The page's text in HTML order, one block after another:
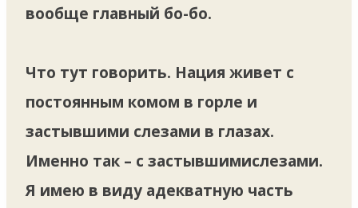
вообще главный бо-бо.
Что тут говорить. Нация живет с
постоянным комом в горле и
застывшими слезами в глазах.
Именно так – с застывшимислезами.
Я имею в виду адекватную часть